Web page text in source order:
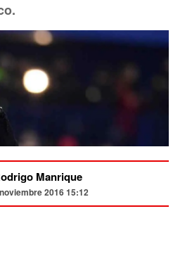
Manrique
2016 15:12